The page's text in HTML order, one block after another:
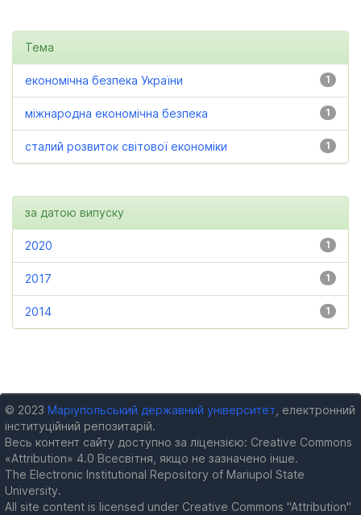
Тема
1
економічна безпека України
1
міжнародна економічна безпека
1
сталий розвиток світової економіки
за датою випуску
1
2020
1
2017
1
2014
© 2023 Маріупольський державний університет , електронний
інституційний репозитарій.
Весь контент сайту доступно за ліцензією: Creative Commons
«Attribution» 4.0 Всесвітня, якщо не зазначено інше.
The Electronic Institutional Repository of Mariupol State
University.
All site content is licensed under Creative Commons "Attribution"